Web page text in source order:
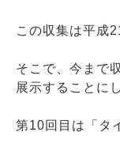
この収集は平成
そこで、今まで
展示することに
第10回目は「タ